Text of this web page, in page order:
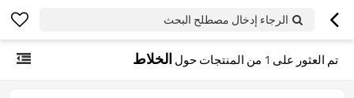
الرجاء إدخال مصطلح البحث
تم العثور على 1 من المنتجات حول الخلاط